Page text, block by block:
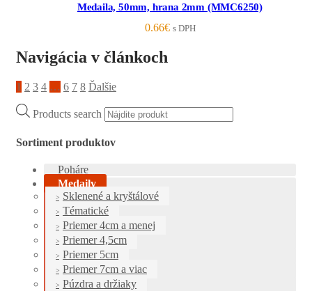
Medaila, 50mm, hrana 2mm (MMC6250)
0.66€ s DPH
Navigácia v článkoch
1 2 3 4 … 6 7 8 Ďalšie
Products search
Sortiment produktov
Poháre
Medaily
Sklenené a kryštálové
Tématické
Priemer 4cm a menej
Priemer 4,5cm
Priemer 5cm
Priemer 7cm a viac
Púzdra a držiaky